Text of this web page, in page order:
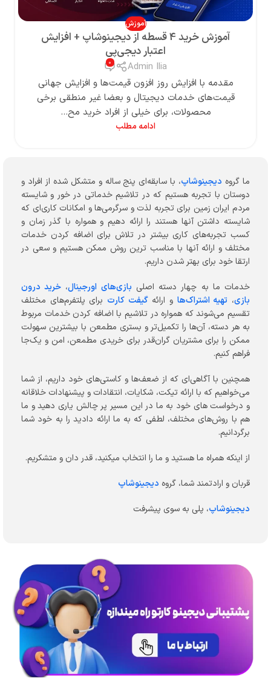
آموزش
آموزش خرید 4 قسطه از دیجینوشاپ + افزایش
اعتبار دیجی‌پی
Admin Ilia
0
مقدمه با افزایش روز افزون قیمت‌ها و افزایش جهانی
قیمت‌های خدمات دیجیتال و بعضا غیر منطقی برخی
محصولات، برای خیلی از افراد خرید مح...
ادامه مطلب
ما گروه دیجینوشاپ، با سابقه‌ای پنج ساله و متشکل شده از افراد و
دوستان با تجربه هستیم که در تلاشیم خدماتی در خور و شایسته
مردم ایران زمین برای تجربه لذت و سرگرمی‌ها و امکانات کاری‌ای که
شایسته داشتن آنها هستند را ارائه دهیم و همواره با گذر زمان و
کسب تجربه‌های کاری بیشتر در تلاش برای اضافه کردن خدمات
مختلف و ارائه آنها با مناسب ترین روش ممکن هستیم و سعی در
ارتقا خود برای بهتر شدن داریم.
خدمات ما به چهار دسته اصلی بازی‌های اورجینال، خرید درون
بازی، تهیه اشتراک‌ها و ارائهگیفت کارت برای پلتفرم‌های مختلف
تقسیم می‌شوند که همواره در تلاشیم با اضافه کردن خدمات مربوط
به هر دسته، آن‌ها را تکمیل‌تر و بستری مطمعن با بیشترین سهولت
ممکن را برای مشتریان گران‌قدر برای خریدی مطمعن، امن و یک‌جا
فراهم کنیم.
همچنین با آگاهی‌ای که از ضعف‌ها و کاستی‌های خود داریم، از شما
می‌خواهیم که با ارائه تیکت، شکایات، انتقادات و پیشنهادات خلاقانه
و درخواست های خود به ما در این مسیر پر چالش یاری دهید و ما
هم با روش‌های مختلف، لطفی که به ما ارائه دادید را به خود شما
برگردانیم.
از اینکه همراه ما هستید و ما را انتخاب میکنید، قدر دان و متشکریم.
قربان و ارادتمند شما، گروه دیجینوشاپ
دیجینوشاپ، پلی به سوی پیشرفت